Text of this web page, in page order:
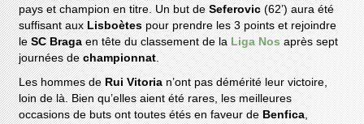
pays et champion en titre. Un but deSeferovic(62’) aura été
suffisant aux Lisboètespour prendre les 3 points et rejoindre
leSC Braga en tête du classement de la Liga Nos après sept
journées dechampionnat
Les hommes de Rui Vitoria n’ont pas démérité leur victoire,
loin de là. Bien qu’elles aient été rares, les meilleures
occasions de buts ont toutes étés en faveur de Benfica